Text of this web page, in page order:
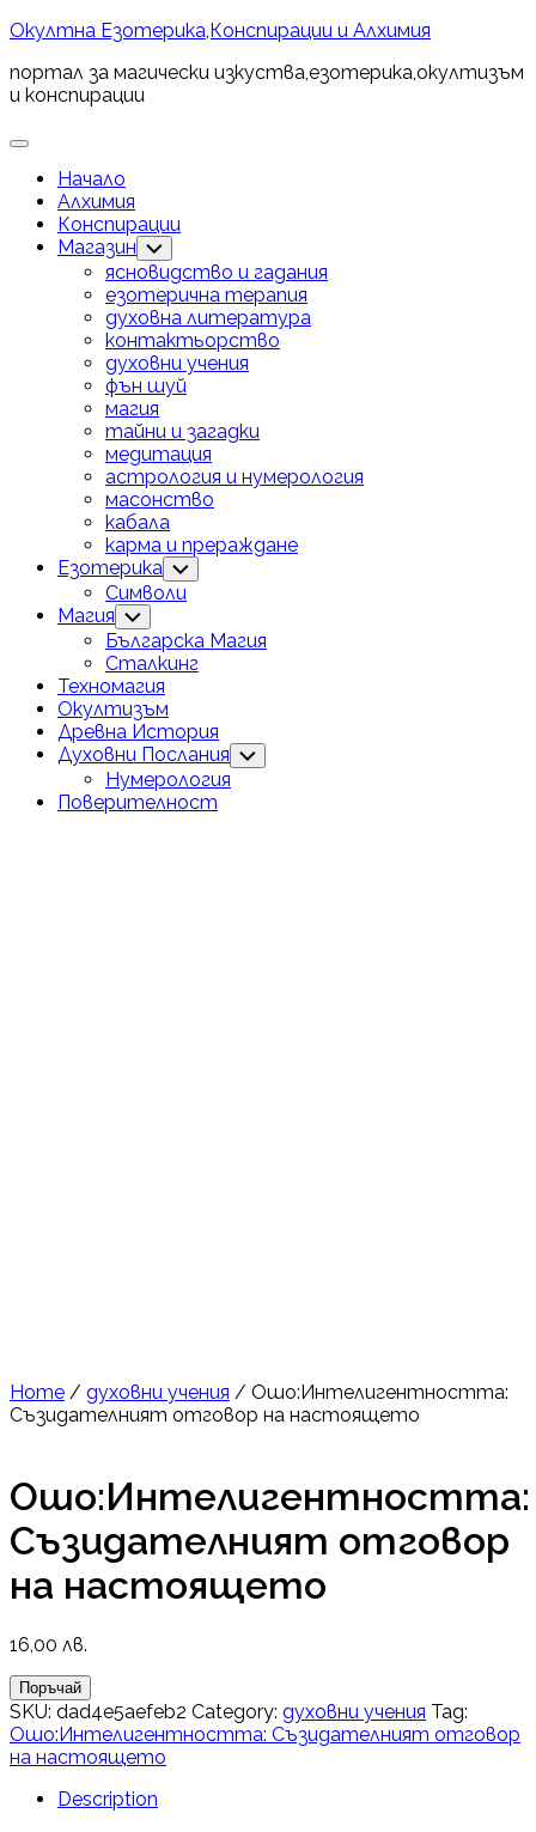
Skip
content
Окултна Езотерика,Конспирации и Алхимия
портал за магически изкуства,езотерика,окултизъм
и конспирации
Expand
Начало
Алхимия
Конспирации
Current
Page
Parent
Магазин Toggle
Child
Menu
ясновидство и гадания
езотерична терапия
духовна литература
контактьорство
Current
Page
Parent
духовни учения
фън шуй
магия
тайни и загадки
медитация
астрология и нумерология
масонство
кабала
карма и прераждане
Езотерика Toggle
Child
Menu
Символи
Магия Toggle
Child
Menu
Българска Магия
Сталкинг
Техномагия
Окултизъм
Древна История
Духовни Послания Toggle
Child
Нумерология
Поверителност
Home / духовни учения / Ошо:Интелигентността:
Съзидателният отговор на настоящето
Ошо:Интелигентността:
Съзидателният отговор
на настоящето
16,00 лв.
Поръчай
SKU: dad4e5aefeb2 Category: духовни учения Tag:
Ошо:Интелигентността: Съзидателният отговор
на настоящето
Description